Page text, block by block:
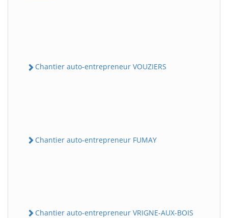
Chantier auto-entrepreneur VOUZIERS
Chantier auto-entrepreneur FUMAY
Chantier auto-entrepreneur VRIGNE-AUX-BOIS